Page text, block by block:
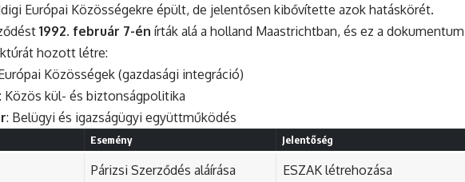
Európai Közösségekre épült, de jelentősen kibővítette azok hatáskörét.
1992. február 7-én írták alá a holland Maastrichtban, és ez a dokumentum
hozott létre:
Közösségek (gazdasági integráció)
: Közös kül- és biztonságpolitika
: Belügyi és igazságügyi együttműködés
Esemény Jelentőség
Párizsi Szerződés aláírása ESZAK létrehozása